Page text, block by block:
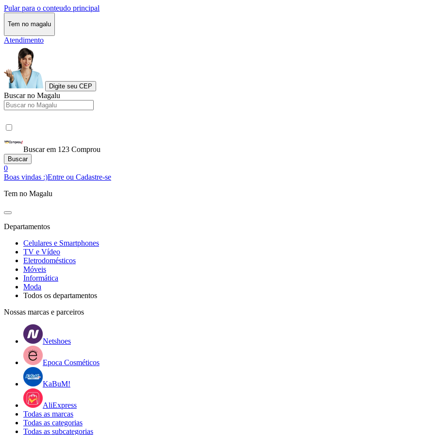
Pular para o conteudo principal
Tem no magalu
Atendimento
Digite seu CEP
Buscar no Magalu
Buscar em 123 Comprou
Buscar
0
Boas vindas :)Entre ou Cadastre-se
Tem no Magalu
Departamentos
Celulares e Smartphones
TV e Vídeo
Eletrodomésticos
Móveis
Informática
Moda
Todos os departamentos
Nossas marcas e parceiros
Netshoes
Epoca Cosméticos
KaBuM!
AliExpress
Todas as marcas
Todas as categorias
Todas as subcategorias